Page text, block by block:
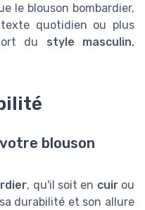
le blouson bombardier,
quotidien ou plus
du style masculin,
blouson
, qu'il soit en cuirou
durabilité et son allure